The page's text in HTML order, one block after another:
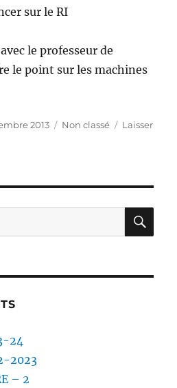
sur le RI
le professeur de
le point sur les machines
2013 Catégories
Non classé
Laisser
24
2023
– 2